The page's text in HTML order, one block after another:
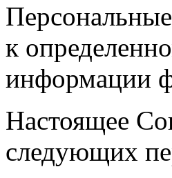
к
информации
Настоящее
следующих